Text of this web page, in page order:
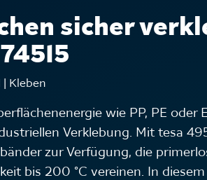
sicher
Kleben
wie PP, PE oder
Verklebung. Mit tesa
zur Verfügung, die
bis 200 °C vereinen. In